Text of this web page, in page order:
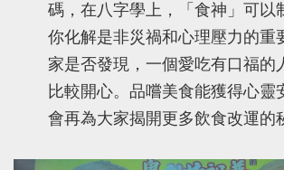
碼，在八字學上，「食神」可以
你化解是非災禍和心理壓力的重
家是否發現，一個愛吃有口福的
比較開心。品嚐美食能獲得心靈
會再為大家揭開更多飲食改運的